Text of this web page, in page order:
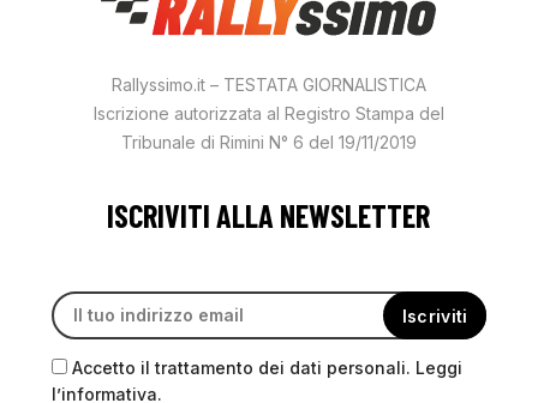
Rallyssimo.it – TESTATA GIORNALISTICA
Iscrizione autorizzata al Registro Stampa del
Tribunale di Rimini N° 6 del 19/11/2019
ISCRIVITI ALLA NEWSLETTER
Accetto il trattamento dei dati personali. Leggi
l’informativa.